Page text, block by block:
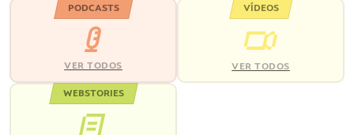
PODCASTS
VER TODOS
VÍDEOS
VER TODOS
WEBSTORIES